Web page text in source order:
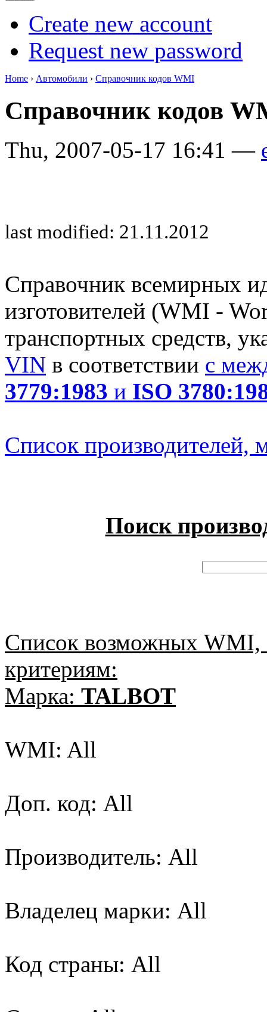
Create new account
Request new password
Home › Автомобили › Справочник кодов WMI
Справочник кодов
Thu, 2007-05-17 16:41 —
last modified: 21.11.2012
Справочник всемирных
изготовителей (WMI -
транспортных средств,
VIN в соответствии с
3779:1983 и ISO
Список производителей,
Поиск
Список возможных
критериям:
Марка: TALBOT
WMI: All
Доп. код: All
Производитель: All
Владелец марки: All
Код страны: All